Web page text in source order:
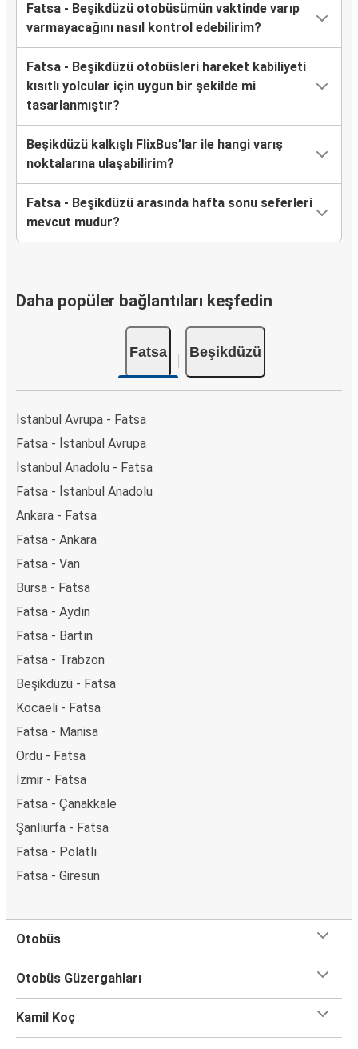
Fatsa - Beşikdüzü otobüsümün vaktinde varıp
varmayacağını nasıl kontrol edebilirim?
Fatsa - Beşikdüzü otobüsleri hareket kabiliyeti
kısıtlı yolcular için uygun bir şekilde mi
tasarlanmıştır?
Beşikdüzü kalkışlı FlixBus’lar ile hangi varış
noktalarına ulaşabilirim?
Fatsa - Beşikdüzü arasında hafta sonu seferleri
mevcut mudur?
Daha popüler bağlantıları keşfedin
Fatsa Beşikdüzü
İstanbul Avrupa - Fatsa
Fatsa - İstanbul Avrupa
İstanbul Anadolu - Fatsa
Fatsa - İstanbul Anadolu
Ankara - Fatsa
Fatsa - Ankara
Fatsa - Van
Bursa - Fatsa
Fatsa - Aydın
Fatsa - Bartın
Fatsa - Trabzon
Beşikdüzü - Fatsa
Kocaeli - Fatsa
Fatsa - Manisa
Ordu - Fatsa
İzmir - Fatsa
Fatsa - Çanakkale
Şanlıurfa - Fatsa
Fatsa - Polatlı
Fatsa - Giresun
Otobüs
Otobüs Güzergahları
Kamil Koç